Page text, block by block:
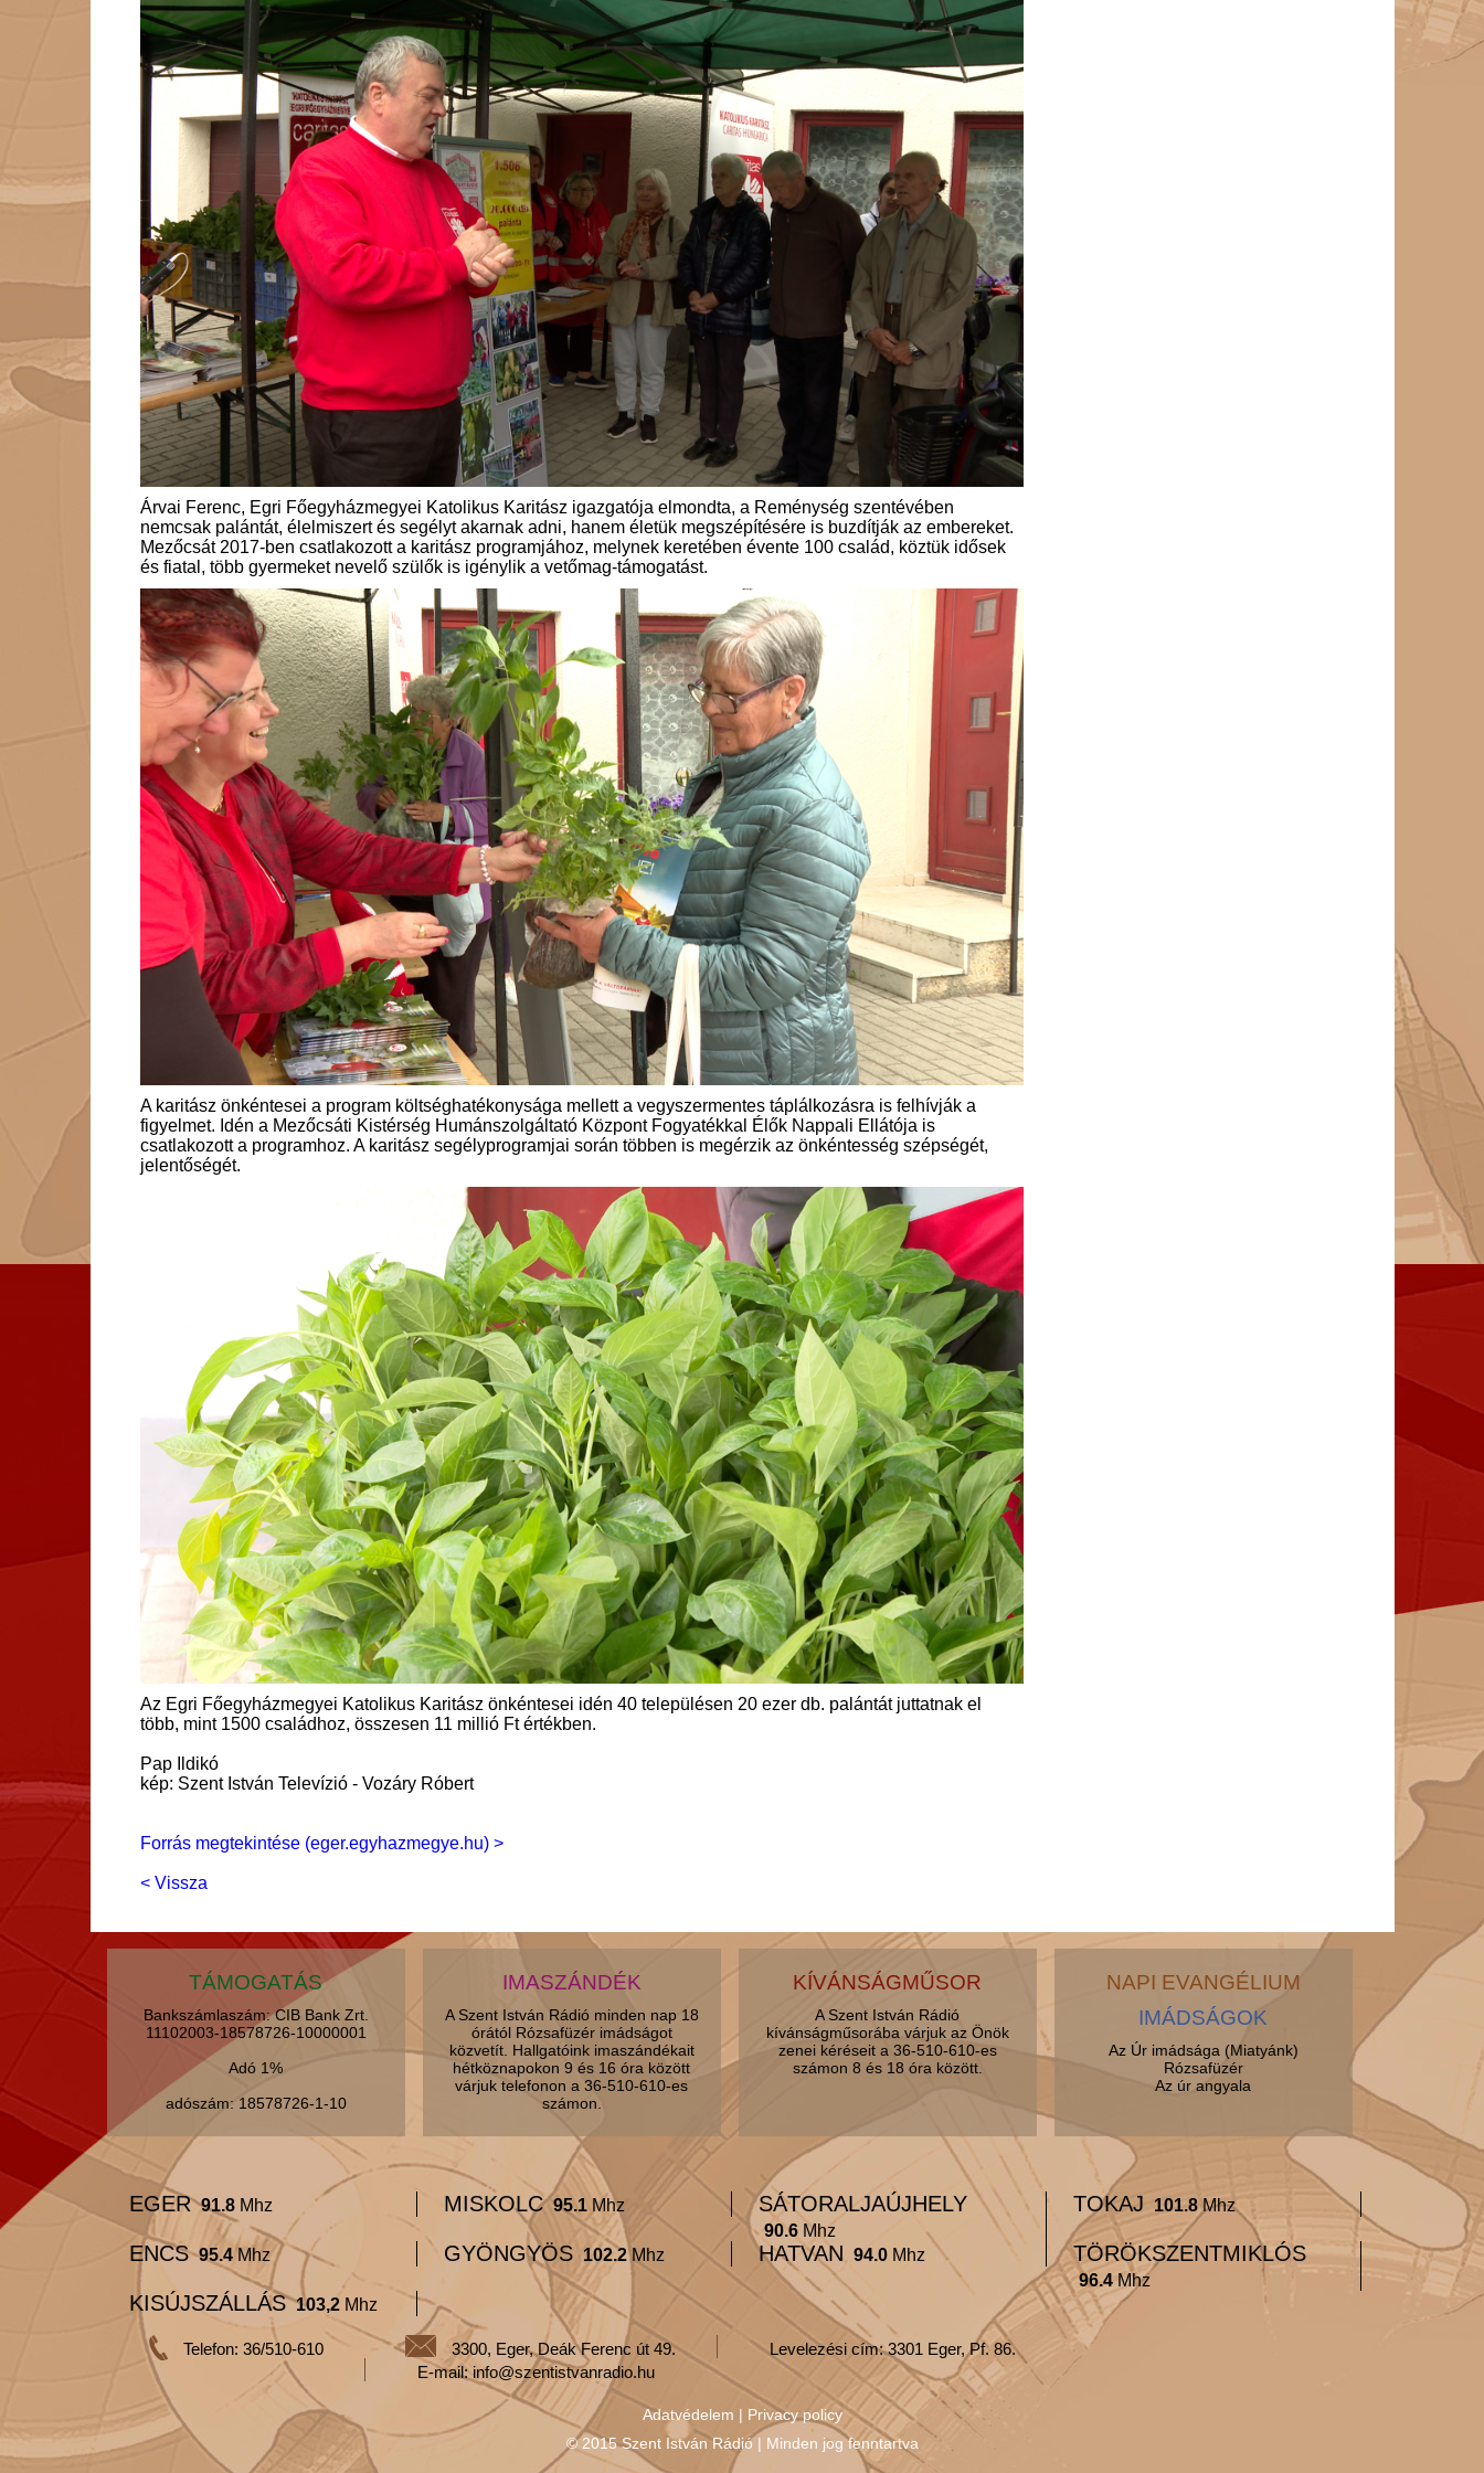
Árvai Ferenc, Egri Főegyházmegyei Katolikus Karitász igazgatója elmondta, a Reménység szentévében
nemcsak palántát, élelmiszert és segélyt akarnak adni, hanem életük megszépítésére is buzdítják az embereket.
Mezőcsát 2017-ben csatlakozott a karitász programjához, melynek keretében évente 100 család, köztük idősek
és fiatal, több gyermeket nevelő szülők is igénylik a vetőmag-támogatást.
A karitász önkéntesei a program költséghatékonysága mellett a vegyszermentes táplálkozásra is felhívják a
figyelmet. Idén a Mezőcsáti Kistérség Humánszolgáltató Központ Fogyatékkal Élők Nappali Ellátója is
csatlakozott a programhoz. A karitász segélyprogramjai során többen is megérzik az önkéntesség szépségét,
jelentőségét.
Az Egri Főegyházmegyei Katolikus Karitász önkéntesei idén 40 településen 20 ezer db. palántát juttatnak el
több, mint 1500 családhoz, összesen 11 millió Ft értékben.
Pap Ildikó
kép: Szent István Televízió - Vozáry Róbert
Forrás megtekintése (eger.egyhazmegye.hu) >
< Vissza
TÁMOGATÁS
Bankszámlaszám: CIB Bank Zrt.
11102003-18578726-10000001
Adó 1%
adószám: 18578726-1-10
IMASZÁNDÉK
A Szent István Rádió minden nap 18
órától Rózsafüzér imádságot
közvetít. Hallgatóink imaszándékait
hétköznapokon 9 és 16 óra között
várjuk telefonon a 36-510-610-es
számon.
KÍVÁNSÁGMŰSOR
A Szent István Rádió
kívánságműsorába várjuk az Önök
zenei kéréseit a 36-510-610-es
számon 8 és 18 óra között.
NAPI EVANGÉLIUM
IMÁDSÁGOK
Az Úr imádsága (Miatyánk)
Rózsafüzér
Az úr angyala
EGER 91.8Mhz MISKOLC 95.1Mhz SÁTORALJAÚJHELY
90.6Mhz
TOKAJ 101.8Mhz
ENCS 95.4Mhz GYÖNGYÖS 102.2Mhz HATVAN 94.0Mhz TÖRÖKSZENTMIKLÓS
96.4Mhz
KISÚJSZÁLLÁS 103,2Mhz
Telefon: 36/510-610 3300, Eger, Deák Ferenc út 49.
Levelezési cím: 3301 Eger, Pf. 86.
E-mail: info@szentistvanradio.hu
Adatvédelem | Privacy policy
© 2015 Szent István Rádió | Minden jog fenntartva